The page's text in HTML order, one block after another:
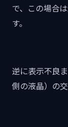
で、この場合
す。
逆に表示不良
側の液晶）の